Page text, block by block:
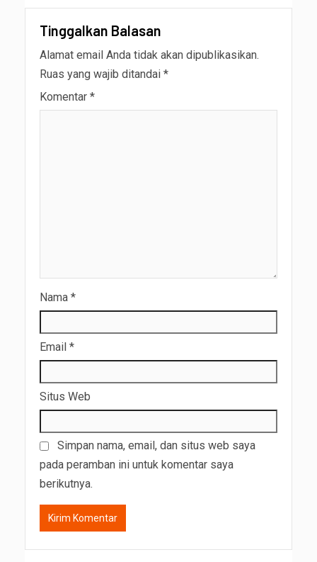
Tinggalkan Balasan
Alamat email Anda tidak akan dipublikasikan.
Ruas yang wajib ditandai *
Komentar *
Nama *
Email *
Situs Web
Simpan nama, email, dan situs web saya
pada peramban ini untuk komentar saya
berikutnya.